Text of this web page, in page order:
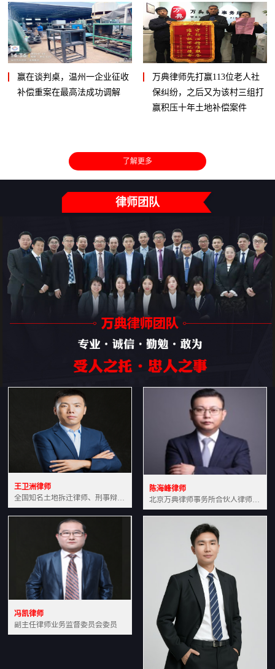
赢在谈判桌，温州一企业征收
补偿重案在最高法成功调解
万典律师先打赢113位老人社
保纠纷，之后又为该村三组打
赢积压十年土地补偿案件
了解更多
律师团队
王卫洲律师
全国知名土地拆迁律师、刑事辩护律师北京万典律师事务所主任中国法学会会员北京市行政法研究会理事
陈海峰律师
北京万典律师事务所合伙人律师土地房产专业资深律师
冯凯律师
副主任律师业务监督委员会委员